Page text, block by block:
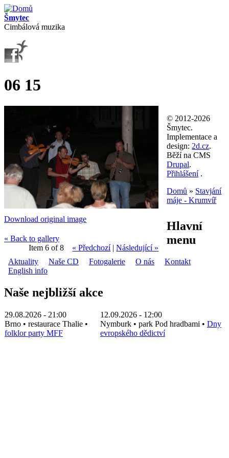
Přejít k hlavnímu obsahu
Šmytec
Cimbálová muzika
06 15
Download original image
« Back to gallery
Item 6 of 8
« Předchozí|Následující »
© 2012-2026
Šmytec.
Implementace a
design: 2d.cz.
Běží na CMS
Drupal.
Přihlášení.
Jste zde
Domů » Stavjání
máje - Krumvíř
Hlavní
menu
Aktuality Naše CD Fotogalerie O nás
Kontakt
English info
Naše nejbližší akce
29.08.2026 - 21:00
Brno • restaurace Thalie •
folklor party MFF
12.09.2026 - 12:00
Nymburk • park Pod hradbami • Dny
evropského dědictví